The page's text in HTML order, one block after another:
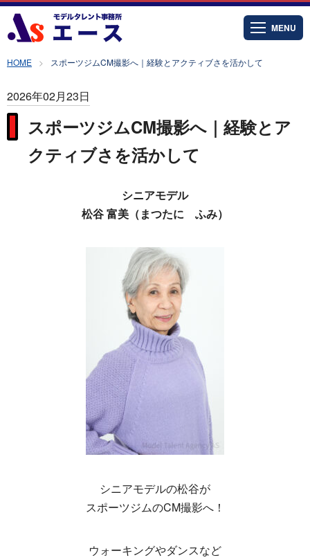
MENU
HOME スポーツジムCM撮影へ｜経験とアクティブさを活かして
2026年02月23日
スポーツジムCM撮影へ｜経験とア
クティブさを活かして
シニアモデル
松谷 富美（まつたに ふみ）
シニアモデルの松谷が
スポーツジムのCM撮影へ！
ウォーキングやダンスなど